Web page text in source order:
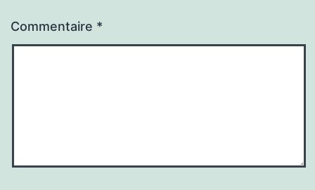
Commentaire *